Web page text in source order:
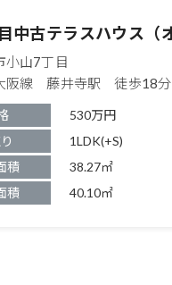
小山7丁目
阪線 藤井寺駅 徒歩18分
530万円
1LDK(+S)
積
38.27㎡
積
40.10㎡